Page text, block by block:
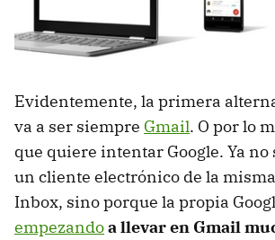
Evidentemente, la primera
va a ser siempre Gmail. O por lo
que quiere intentar Google. Ya no
un cliente electrónico de la
Inbox, sino porque la propia
empezandoa llevar en Gmail